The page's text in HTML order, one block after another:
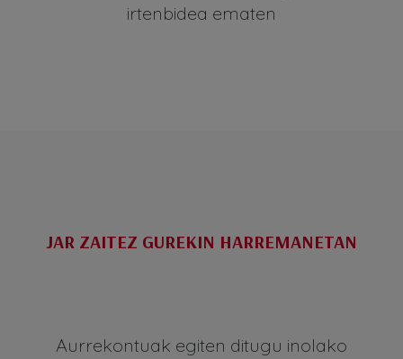
irtenbidea ematen
JAR ZAITEZ GUREKIN HARREMANETAN
Aurrekontuak egiten ditugu inolako